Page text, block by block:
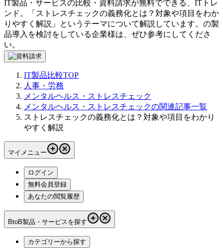
IT製品・サービスの比較・資料請求が無料でできる、ITトレ
ンド。「 ストレスチェックの義務化とは？対象や項目をわか
りやすく解説 」というテーマについて解説しています。 の製
品導入を検討をしている企業様は、ぜひ参考にしてくださ
い。
IT製品比較TOP
人事・労務
メンタルヘルス・ストレスチェック
メンタルヘルス・ストレスチェックの関連記事一覧
ストレスチェックの義務化とは？対象や項目をわかり
やすく解説
マイメニュー
ログイン
無料会員登録
あなたの閲覧履歴
BtoB製品・サービスを探す
カテゴリーから探す